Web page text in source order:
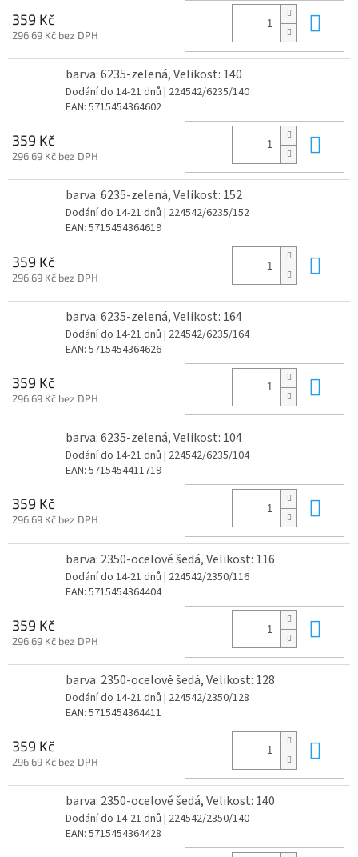
359 Kč
296,69 Kč bez DPH
barva: 6235-zelená, Velikost: 140
Dodání do 14-21 dnů | 224542/6235/140
EAN: 5715454364602
359 Kč
296,69 Kč bez DPH
barva: 6235-zelená, Velikost: 152
Dodání do 14-21 dnů | 224542/6235/152
EAN: 5715454364619
359 Kč
296,69 Kč bez DPH
barva: 6235-zelená, Velikost: 164
Dodání do 14-21 dnů | 224542/6235/164
EAN: 5715454364626
359 Kč
296,69 Kč bez DPH
barva: 6235-zelená, Velikost: 104
Dodání do 14-21 dnů | 224542/6235/104
EAN: 5715454411719
359 Kč
296,69 Kč bez DPH
barva: 2350-ocelově šedá, Velikost: 116
Dodání do 14-21 dnů | 224542/2350/116
EAN: 5715454364404
359 Kč
296,69 Kč bez DPH
barva: 2350-ocelově šedá, Velikost: 128
Dodání do 14-21 dnů | 224542/2350/128
EAN: 5715454364411
359 Kč
296,69 Kč bez DPH
barva: 2350-ocelově šedá, Velikost: 140
Dodání do 14-21 dnů | 224542/2350/140
EAN: 5715454364428